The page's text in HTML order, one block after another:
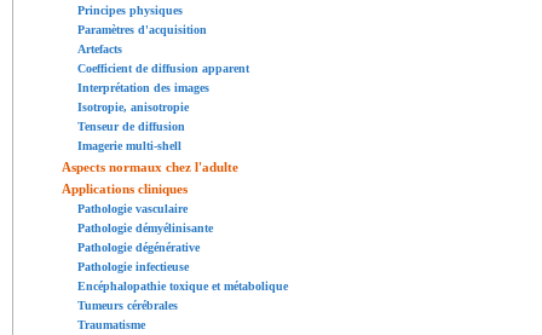
Principes physiques
Paramètres d'acquisition
Artefacts
Coefficient de diffusion apparent
Interprétation des images
Isotropie, anisotropie
Tenseur de diffusion
Imagerie multi-shell
Aspects normaux chez l'adulte
Applications cliniques
Pathologie vasculaire
Pathologie démyélinisante
Pathologie dégénérative
Pathologie infectieuse
Encéphalopathie toxique et métabolique
Tumeurs cérébrales
Traumatisme